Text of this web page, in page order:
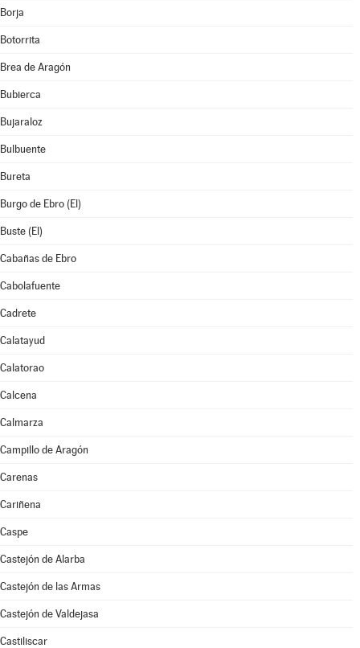
Borja
Botorrita
Brea de Aragón
Bubierca
Bujaraloz
Bulbuente
Bureta
Burgo de Ebro (El)
Buste (El)
Cabañas de Ebro
Cabolafuente
Cadrete
Calatayud
Calatorao
Calcena
Calmarza
Campillo de Aragón
Carenas
Cariñena
Caspe
Castejón de Alarba
Castejón de las Armas
Castejón de Valdejasa
Castiliscar